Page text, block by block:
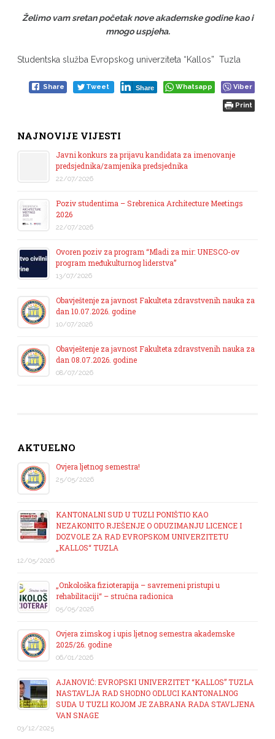
Želimo vam sretan početak nove akademske godine kao i
mnogo uspjeha.
Studentska služba Evropskog univerziteta “Kallos” Tuzla
Share Tweet Share Whatsapp Viber
Print
NAJNOVIJE VIJESTI
Javni konkurs za prijavu kandidata za imenovanje
predsjednika/zamjenika predsjednika
22/07/2026
Poziv studentima – Srebrenica Architecture Meetings
2026
22/07/2026
Ovoren poziv za program “Mladi za mir: UNESCO-ov
program međukulturnog liderstva”
13/07/2026
Obavještenje za javnost Fakulteta zdravstvenih nauka za
dan 10.07.2026. godine
10/07/2026
Obavještenje za javnost Fakulteta zdravstvenih nauka za
dan 08.07.2026. godine
08/07/2026
AKTUELNO
Ovjera ljetnog semestra!
25/05/2026
KANTONALNI SUD U TUZLI PONIŠTIO KAO
NEZAKONITO RJEŠENJE O ODUZIMANJU LICENCE I
DOZVOLE ZA RAD EVROPSKOM UNIVERZITETU
„KALLOS“ TUZLA
12/05/2026
„Onkološka fizioterapija – savremeni pristupi u
rehabilitaciji“ – stručna radionica
05/05/2026
Ovjera zimskog i upis ljetnog semestra akademske
2025/26. godine
06/01/2026
AJANOVIĆ: EVROPSKI UNIVERZITET “KALLOS” TUZLA
NASTAVLJA RAD SHODNO ODLUCI KANTONALNOG
SUDA U TUZLI KOJOM JE ZABRANA RADA STAVLJENA
VAN SNAGE
03/12/2025